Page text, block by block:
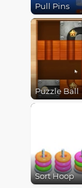
Pull Pins
Puzzle Ball
Sort Hoop